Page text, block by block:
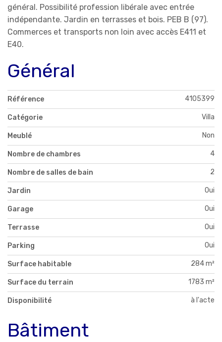
général. Possibilité profession libérale avec entrée
indépendante. Jardin en terrasses et bois. PEB B (97).
Commerces et transports non loin avec accès E411 et
E40.
Général
Référence 4105399
Catégorie Villa
Meublé Non
Nombre de chambres 4
Nombre de salles de bain 2
Jardin Oui
Garage Oui
Terrasse Oui
Parking Oui
Surface habitable 284 m²
Surface du terrain 1783 m²
Disponibilité à l'acte
Bâtiment